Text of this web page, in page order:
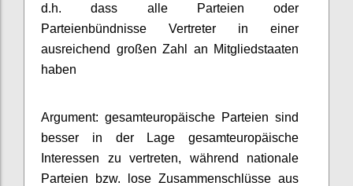
d.h. dass alle Parteien oder
Parteienbündnisse Vertreter in einer
ausreichend großen Zahl an Mitgliedstaaten
haben
Argument: gesamteuropäische Parteien sind
besser in der Lage gesamteuropäische
Interessen zu vertreten, während nationale
Parteien bzw. lose Zusammenschlüsse aus